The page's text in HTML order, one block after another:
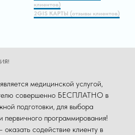
клиентов)
2GIS КАРТЫ (отзывы клиентов)
медицинской услугой,
совершенно БЕСПЛАТНО в
подготовки, для выбора
первичного программирования!
содействие клиенту в